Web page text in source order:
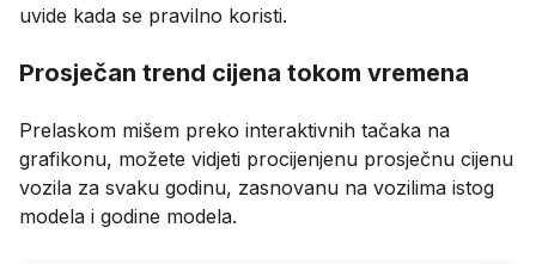
uvide kada se pravilno koristi.
Prosječan trend cijena tokom vremena
Prelaskom mišem preko interaktivnih tačaka na
grafikonu, možete vidjeti procijenjenu prosječnu cijenu
vozila za svaku godinu, zasnovanu na vozilima istog
modela i godine modela.